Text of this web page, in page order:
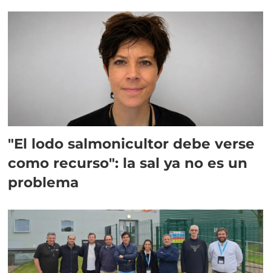
"El lodo salmonicultor debe verse
como recurso": la sal ya no es un
problema